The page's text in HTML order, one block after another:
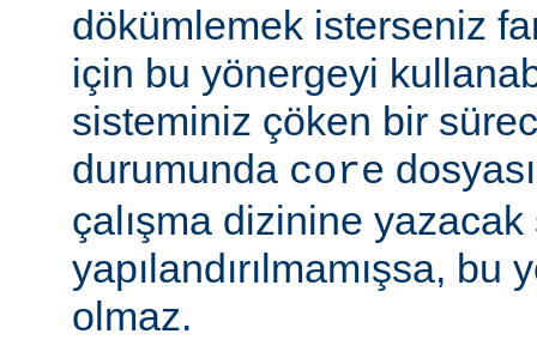
dökümlemek isterseniz
için bu yönergeyi
sisteminiz çöken bir
durumunda core
çalışma dizinine
yapılandırılmamışsa,
olmaz.